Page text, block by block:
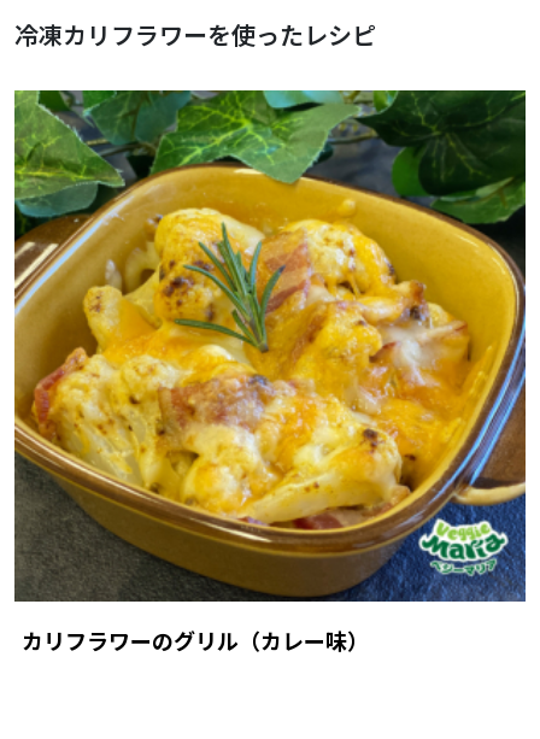
冷凍カリフラワーを使ったレシピ
カリフラワーのグリル（カレー味）